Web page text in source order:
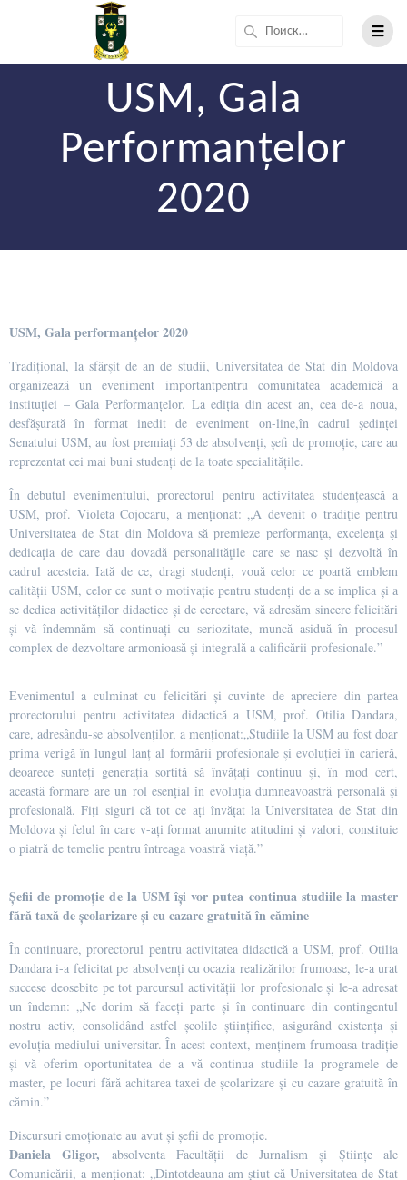
USM, Gala
Performanțelor
2020
USM, Gala performanțelor 2020
Tradițional, la sfârșit de an de studii, Universitatea de Stat din Moldova
organizează un eveniment importantpentru comunitatea academică a
instituției – Gala Performanțelor. La ediția din acest an, cea de-a noua,
desfășurată în format inedit de eveniment on-line,în cadrul ședinței
Senatului USM, au fost premiați 53 de absolvenți, șefi de promoție, care au
reprezentat cei mai buni studenți de la toate specialitățile.
În debutul evenimentului, prorectorul pentru activitatea studențească a
USM, prof. Violeta Cojocaru, a menționat: „A devenit o tradiţie pentru
Universitatea de Stat din Moldova să premieze performanţa, excelenţa şi
dedicaţia de care dau dovadă personalităţile care se nasc și dezvoltă în
cadrul acesteia. Iată de ce, dragi studenți, vouă celor ce poartă emblem
calității USM, celor ce sunt o motivație pentru studenți de a se implica și a
se dedica activităților didactice și de cercetare, vă adresăm sincere felicitări
și vă îndemnăm să continuați cu seriozitate, muncă asiduă în procesul
complex de dezvoltare armonioasă și integrală a calificării profesionale.”
Evenimentul a culminat cu felicitări și cuvinte de apreciere din partea
prorectorului pentru activitatea didactică a USM, prof. Otilia Dandara,
care, adresându-se absolvenților, a menționat:„Studiile la USM au fost doar
prima verigă în lungul lanț al formării profesionale și evoluției în carieră,
deoarece sunteți generația sortită să învățați continuu și, în mod cert,
această formare are un rol esențial în evoluția dumneavoastră personală și
profesională. Fiți siguri că tot ce ați învățat la Universitatea de Stat din
Moldova și felul în care v-ați format anumite atitudini și valori, constituie
o piatră de temelie pentru întreaga voastră viață.”
Șefii de promoție de la USM își vor putea continua studiile la master
fără taxă de școlarizare și cu cazare gratuită în cămine
În continuare, prorectorul pentru activitatea didactică a USM, prof. Otilia
Dandara i-a felicitat pe absolvenți cu ocazia realizărilor frumoase, le-a urat
succese deosebite pe tot parcursul activității lor profesionale și le-a adresat
un îndemn: „Ne dorim să faceți parte și în continuare din contingentul
nostru activ, consolidând astfel școlile științifice, asigurând existența și
evoluția mediului universitar. În acest context, menținem frumoasa tradiție
și vă oferim oportunitatea de a vă continua studiile la programele de
master, pe locuri fără achitarea taxei de școlarizare și cu cazare gratuită în
cămin.”
Discursuri emoționate au avut și șefii de promoție.
Daniela Gligor, absolventa Facultății de Jurnalism și Științe ale
Comunicării, a menționat: „Dintotdeauna am știut că Universitatea de Stat